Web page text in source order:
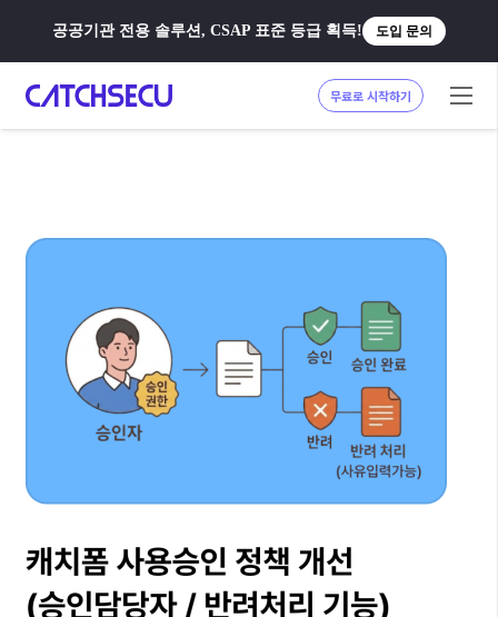
공공기관 전용 솔루션, CSAP 표준 등급 획득! 도입 문의
무료로 시작하기